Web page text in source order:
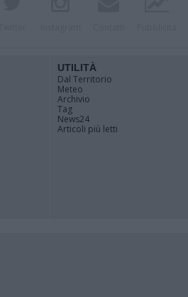
UTILITÀ
Dal Territorio
Meteo
Archivio
Tag
News24
Articoli più letti